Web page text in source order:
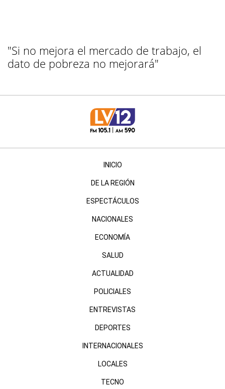
"Si no mejora el mercado de trabajo, el
dato de pobreza no mejorará"
INICIO
DE LA REGIÓN
ESPECTÁCULOS
NACIONALES
ECONOMÍA
SALUD
ACTUALIDAD
POLICIALES
ENTREVISTAS
DEPORTES
INTERNACIONALES
LOCALES
TECNO